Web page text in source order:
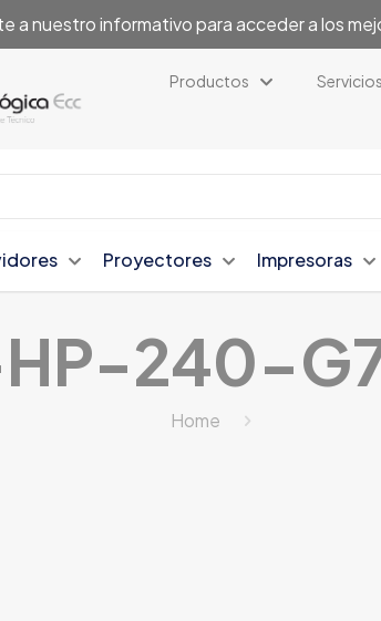
a nuestro informativo para acceder a los
Productos Servicios
Proyectores Impresoras
240-
Home